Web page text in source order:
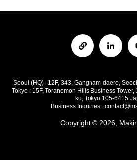
Seoul (HQ) : 12F, 343, Gangnam-daero,
Tokyo : 15F, Toranomon Hills Business
ku, Tokyo 105-6415
Business I nquiries :
Copyright © 2026,